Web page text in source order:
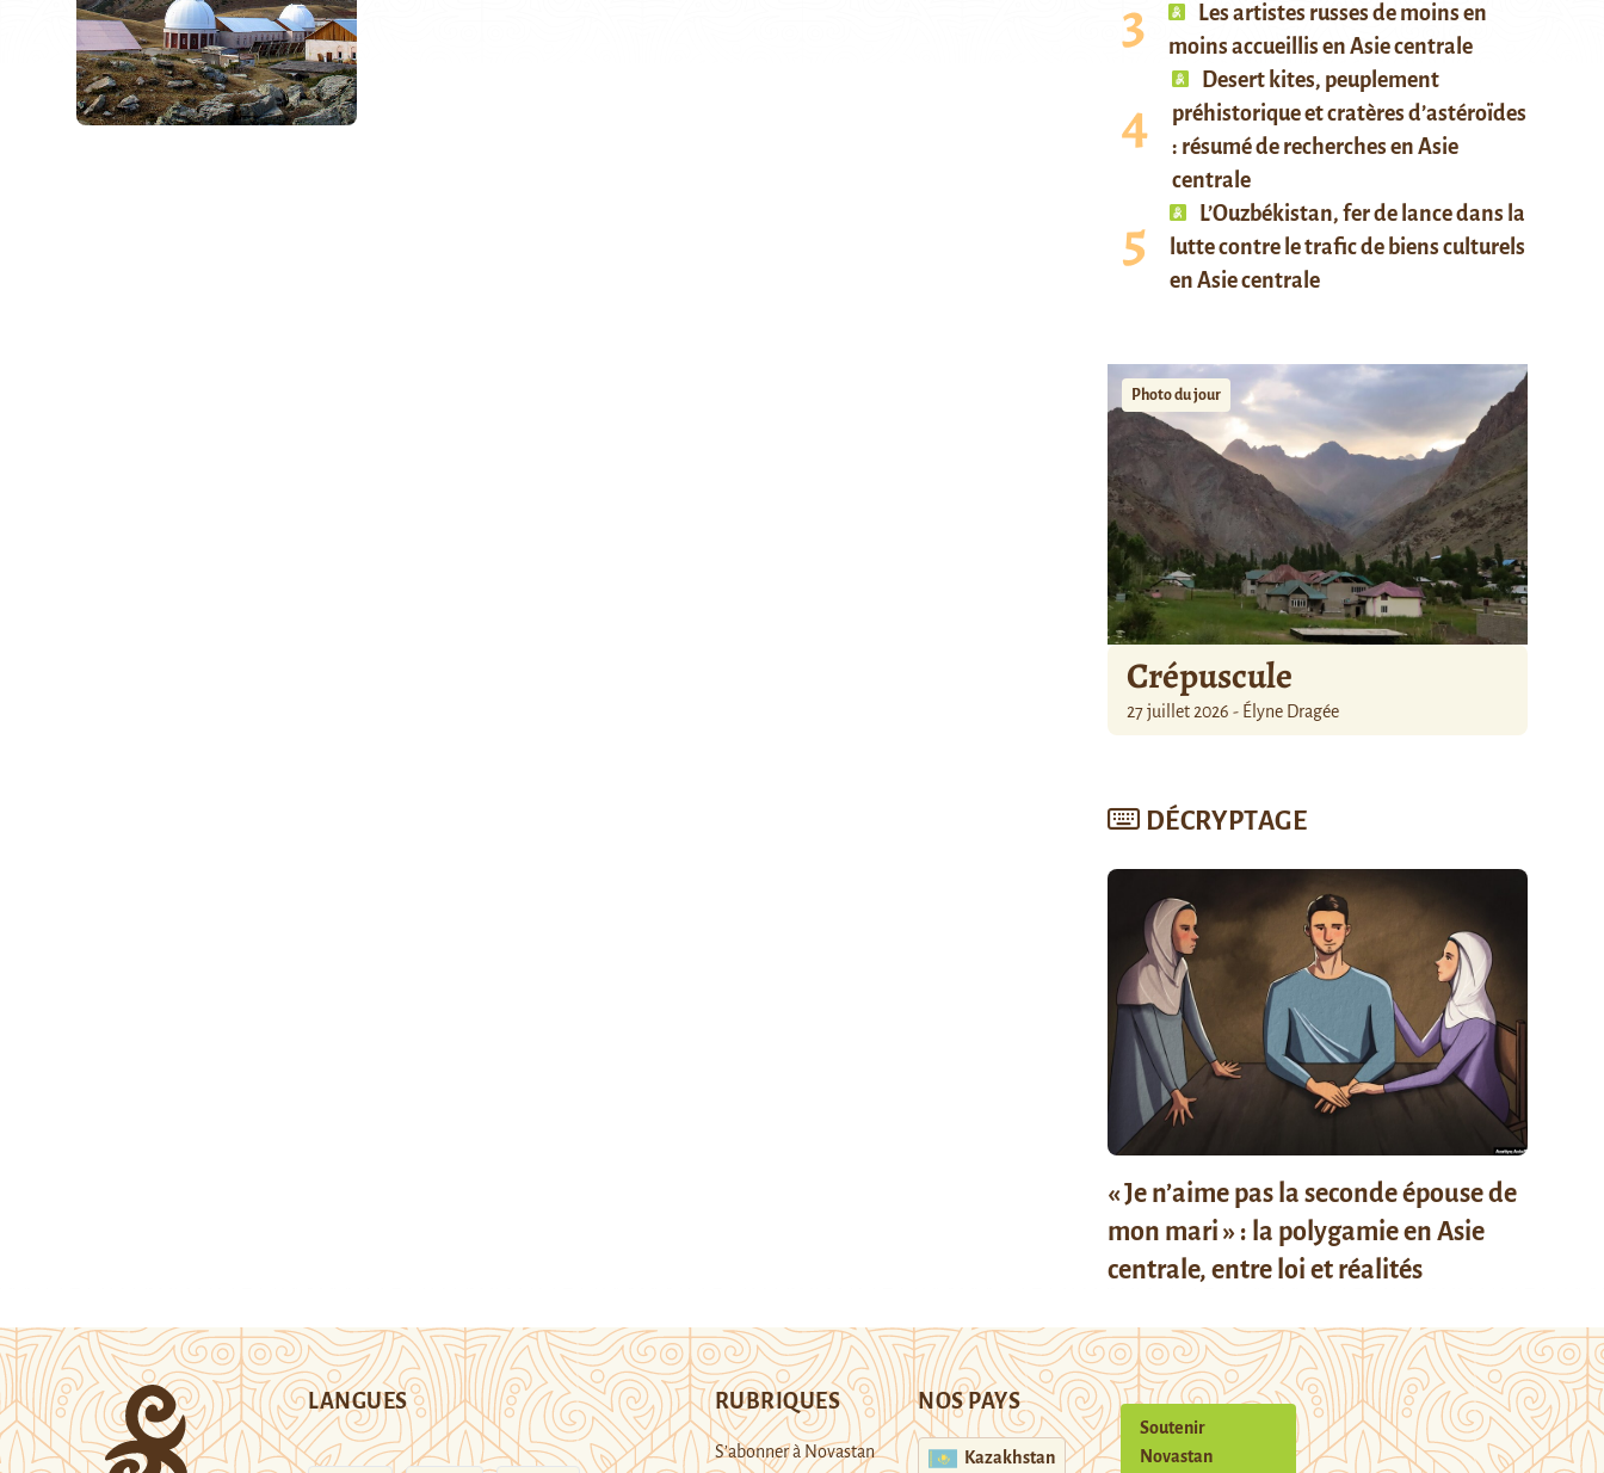
Les artistes russes de moins en
moins accueillis en Asie centrale
Desert kites, peuplement
préhistorique et cratères d’astéroïdes
: résumé de recherches en Asie
centrale
L’Ouzbékistan, fer de lance dans la
lutte contre le trafic de biens culturels
en Asie centrale
Photo du jour
Crépuscule
27 juillet 2026 - Élyne Dragée
DÉCRYPTAGE
« Je n’aime pas la seconde épouse de
mon mari » : la polygamie en Asie
centrale, entre loi et réalités
LANGUES RUBRIQUES
S’abonner à Novastan
NOS PAYS
Kazakhstan
Soutenir
Novastan